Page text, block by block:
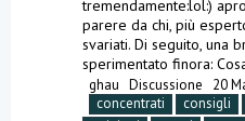
tremendamente:lol:)
parere da chi, più
svariati. Di seguito, una
sperimentato finora:
ghau Discussione
20
concentrati
consigli